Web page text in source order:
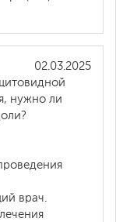
02.03.2025
нужно ли
врач.